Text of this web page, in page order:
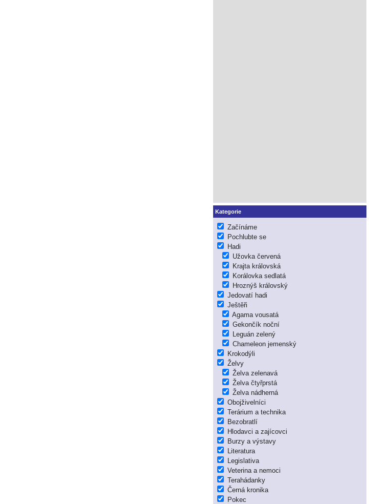
Kategorie
Začínáme
Pochlubte se
Hadi
Užovka červená
Krajta královská
Korálovka sedlatá
Hroznýš královský
Jedovatí hadi
Ještěři
Agama vousatá
Gekončík noční
Leguán zelený
Chameleon jemenský
Krokodýli
Želvy
Želva zelenavá
Želva čtyřprstá
Želva nádherná
Obojživelníci
Terárium a technika
Bezobratlí
Hlodavci a zajícovci
Burzy a výstavy
Literatura
Legislativa
Veterina a nemoci
Terahádanky
Černá kronika
Pokec